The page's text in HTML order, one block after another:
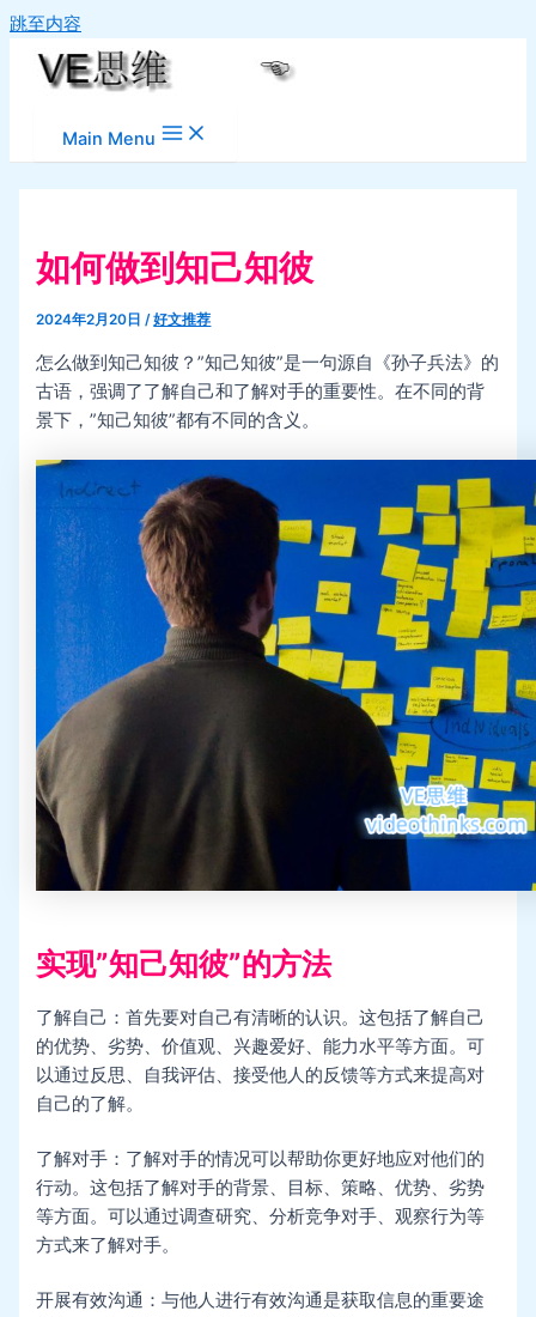
跳至内容
Main Menu
如何做到知己知彼
2024年2月20日/好文推荐
怎么做到知己知彼？”知己知彼”是一句源自《孙子兵法》的
古语，强调了了解自己和了解对手的重要性。在不同的背
景下，”知己知彼”都有不同的含义。
实现”知己知彼”的方法
了解自己：首先要对自己有清晰的认识。这包括了解自己
的优势、劣势、价值观、兴趣爱好、能力水平等方面。可
以通过反思、自我评估、接受他人的反馈等方式来提高对
自己的了解。
了解对手：了解对手的情况可以帮助你更好地应对他们的
行动。这包括了解对手的背景、目标、策略、优势、劣势
等方面。可以通过调查研究、分析竞争对手、观察行为等
方式来了解对手。
开展有效沟通：与他人进行有效沟通是获取信息的重要途